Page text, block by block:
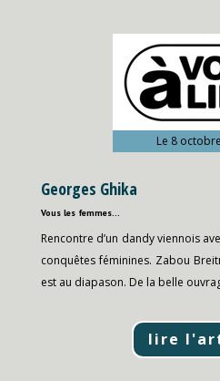
Le 8
Georges Ghika
Vous les femmes…
Rencontre d’un dandy viennois
conquêtes féminines. Zabou
est au diapason. De la belle
lire